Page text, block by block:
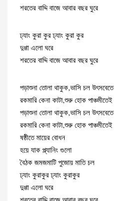
শরতের বাদ্দি বাজে আবার বছর ঘুরে
ঢ্যাং কুরা কুর ঢ্যাং কুরা কুর
দুগ্গা এলো ঘরে
শরতের বাদ্দি বাজে আবার বছর ঘুরে
পড়াশুনা তোলা থাকুক,ভাসি চল উৎসবেতে
রকমারি কেনা কাটা,শুরু হোক পাঞ্চমীতেই
পড়াশুনা তোলা থাকুক,ভাসি চল উৎসবেতে
রকমারি কেনা কাটা,শুরু হোক পাঞ্চমীতেই
ষষ্ঠীতে মায়ের বোধন
হয়ে যাক প্ল্যানিং গুলো
বৈঠক জমজমাটি পুজোয় মাতি চল
ঢ্যাং কুরাকুর ঢ্যাং কুরাকুর
দুগ্গা এলো ঘরে